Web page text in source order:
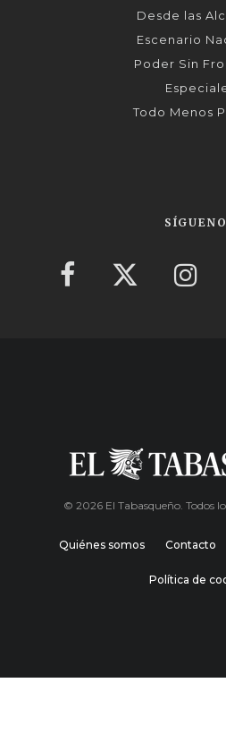
Desde las
Escenario
Poder Sin
Todo Menos
© 2026 El Tabasqueño. Todos
Quiénes somos Contacto
Política de